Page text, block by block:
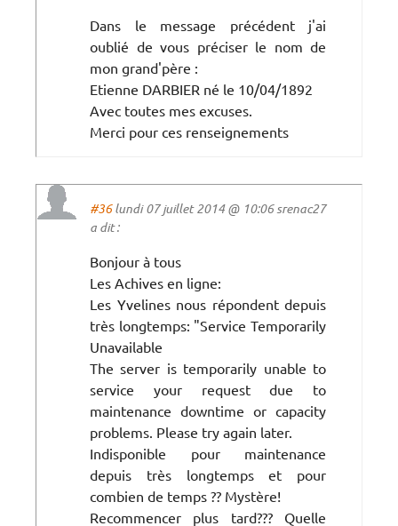
Dans le message précédent j'ai
oublié de vous préciser le nom de
mon grand'père :
Etienne DARBIER né le 10/04/1892
Avec toutes mes excuses.
Merci pour ces renseignements
#36lundi 07 juillet 2014 @ 10:06 srenac27
a dit :
Bonjour à tous
Les Achives en ligne:
Les Yvelines nous répondent depuis
très longtemps: "Service Temporarily
Unavailable
The server is temporarily unable to
service your request due to
maintenance downtime or capacity
problems. Please try again later.
Indisponible pour maintenance
depuis très longtemps et pour
combien de temps ?? Mystère!
Recommencer plus tard??? Quelle